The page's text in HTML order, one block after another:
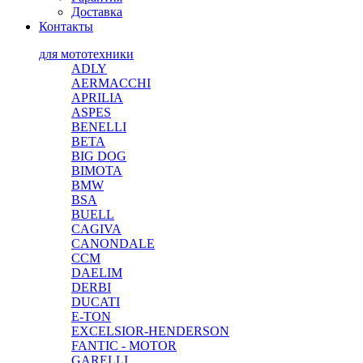
Доставка
Контакты
для мототехники
ADLY
AERMACCHI
APRILIA
ASPES
BENELLI
BETA
BIG DOG
BIMOTA
BMW
BSA
BUELL
CAGIVA
CANONDALE
CCM
DAELIM
DERBI
DUCATI
E-TON
EXCELSIOR-HENDERSON
FANTIC - MOTOR
GARELLI